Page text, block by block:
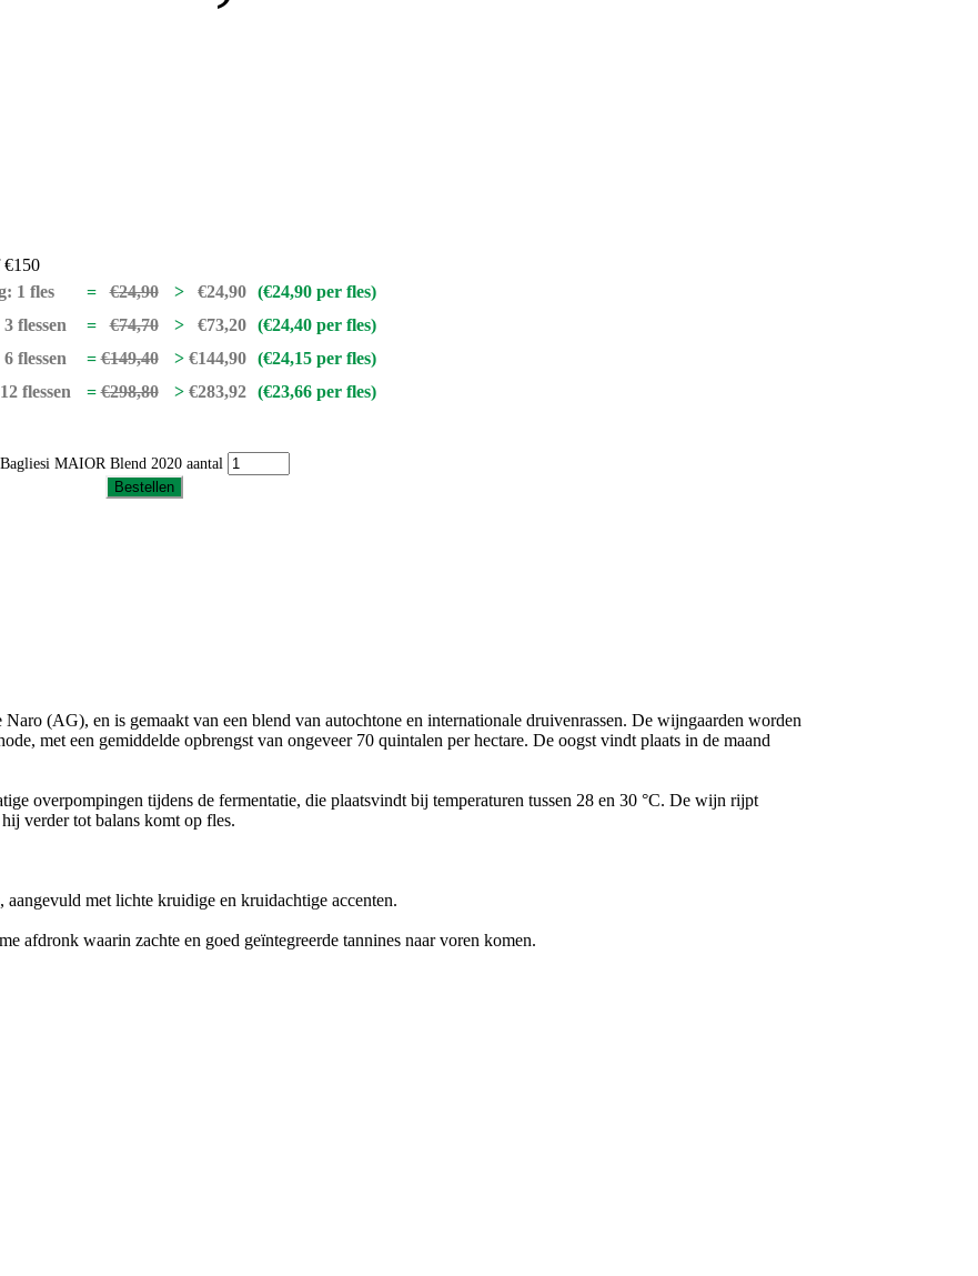
€150
1 fles
= €24,90 > €24,90 (€24,90per fles)
flessen
= €74,70 > €73,20 (€24,40per fles)
flessen
= €149,40 > €144,90 (€24,15per fles)
flessen
= €298,80 > €283,92 (€23,66per fles)
Bagliesi MAIOR Blend 2020 aantal
Bestellen
(AG), en is gemaakt van een blend van autochtone en internationale druivenrassen. De wijngaarden worden
met een gemiddelde opbrengst van ongeveer 70 quintalen per hectare. De oogst vindt plaats in de maand
overpompingen tijdens de fermentatie, die plaatsvindt bij temperaturen tussen 28 en 30 °C. De wijn rijpt
verder tot balans komt op fles.
met lichte kruidige en kruidachtige accenten.
afdronk waarin zachte en goed geïntegreerde tannines naar voren komen.